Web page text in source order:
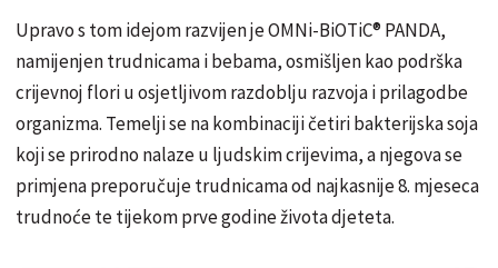
Upravo s tom idejom razvijen je OMNi-BiOTiC® PANDA,
namijenjen trudnicama i bebama, osmišljen kao podrška
crijevnoj flori u osjetljivom razdoblju razvoja i prilagodbe
organizma. Temelji se na kombinaciji četiri bakterijska soja
koji se prirodno nalaze u ljudskim crijevima, a njegova se
primjena preporučuje trudnicama od najkasnije 8. mjeseca
trudnoće te tijekom prve godine života djeteta.